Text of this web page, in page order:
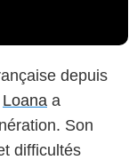
depuis
Loana a
Son
difficultés